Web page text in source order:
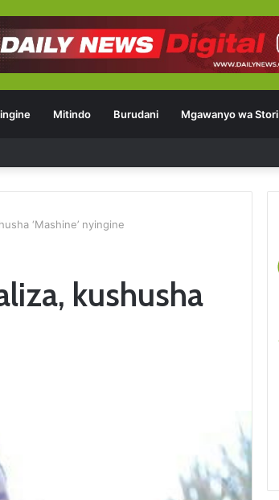
Mitindo Burudani Mgawanyo wa Stori
‘Mashine’ nyingine
kushusha